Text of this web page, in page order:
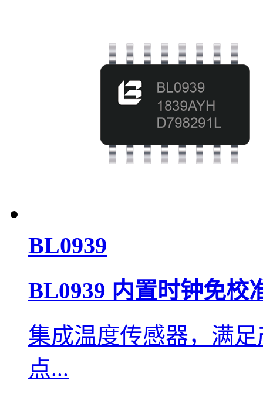
BL0939
BL0939 内置时钟免校
集成温度传感器，满
点...